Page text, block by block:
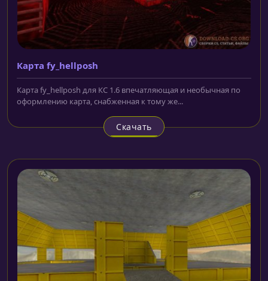
Карта fy_hellposh
Карта fy_hellposh для КС 1.6 впечатляющая и необычная по
оформлению карта, снабженная к тому же...
Скачать